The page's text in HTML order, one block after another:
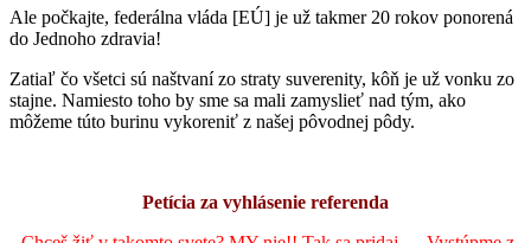
Ale počkajte, federálna vláda [EÚ] je už takmer 20 rokov ponorená
do Jednoho zdravia!
Zatiaľ čo všetci sú naštvaní zo straty suverenity, kôň je už vonku zo
stajne. Namiesto toho by sme sa mali zamyslieť nad tým, ako
môžeme túto burinu vykoreniť z našej pôvodnej pôdy.
Petícia za vyhlásenie referenda